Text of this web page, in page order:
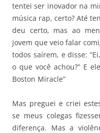
tentei ser inovador na
música rap, certo? Até
deu certo, mas ao
jovem que veio falar
todos saírem, e disse:
o que você achou?” E
Boston Miracle”
Mas preguei e criei
se meus colegas
diferença. Mas a